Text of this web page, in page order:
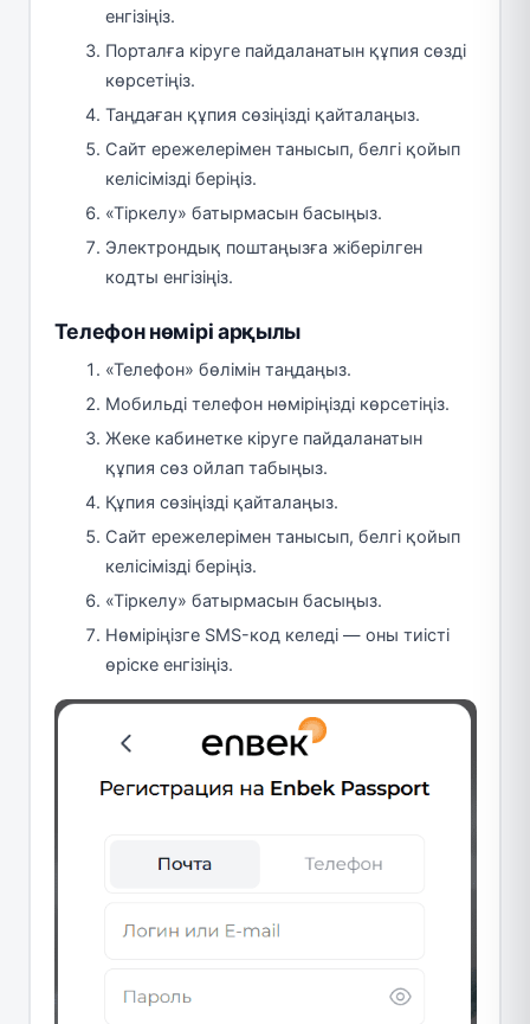
енгізіңіз.
Порталға кіруге пайдаланатын құпия сөзді
көрсетіңіз.
Таңдаған құпия сөзіңізді қайталаңыз.
Сайт ережелерімен танысып, белгі қойып
келісімізді беріңіз.
«Тіркелу» батырмасын басыңыз.
Электрондық поштаңызға жіберілген
кодты енгізіңіз.
Телефон нөмірі арқылы
«Телефон» бөлімін таңдаңыз.
Мобильді телефон нөміріңізді көрсетіңіз.
Жеке кабинетке кіруге пайдаланатын
құпия сөз ойлап табыңыз.
Құпия сөзіңізді қайталаңыз.
Сайт ережелерімен танысып, белгі қойып
келісімізді беріңіз.
«Тіркелу» батырмасын басыңыз.
Нөміріңізге SMS-код келеді — оны тиісті
өріске енгізіңіз.